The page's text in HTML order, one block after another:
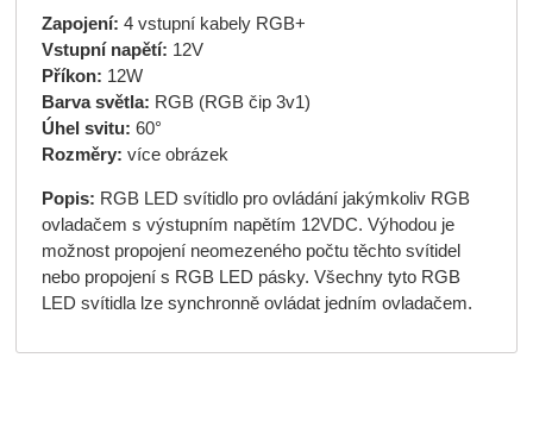
Zapojení: 4 vstupní kabely RGB+
Vstupní napětí: 12V
Příkon: 12W
Barva světla: RGB (RGB čip 3v1)
Úhel svitu: 60°
Rozměry: více obrázek
Popis: RGB LED svítidlo pro ovládání jakýmkoliv RGB
ovladačem s výstupním napětím 12VDC. Výhodou je
možnost propojení neomezeného počtu těchto svítidel
nebo propojení s RGB LED pásky. Všechny tyto RGB
LED svítidla lze synchronně ovládat jedním ovladačem.